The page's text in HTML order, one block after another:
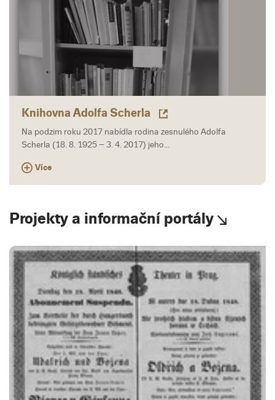
Knihovna Adolfa Scherla
Na podzim roku 2017 nabídla rodina zesnulého Adolfa
Scherla (18. 8. 1925 – 3. 4. 2017) jeho...
Více
Projekty a informační portály